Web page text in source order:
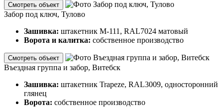
Смотреть объект
Забор под ключ, Тулово
Зашивка: штакетник М-111, RAL7024 матовый
Ворота и калитка: собственное производство
Смотреть объект
Въездная группа и забор, Витебск
Зашивка: штакетник Trapeze, RAL3009, односторонний
глянец
Ворота: собственное производство